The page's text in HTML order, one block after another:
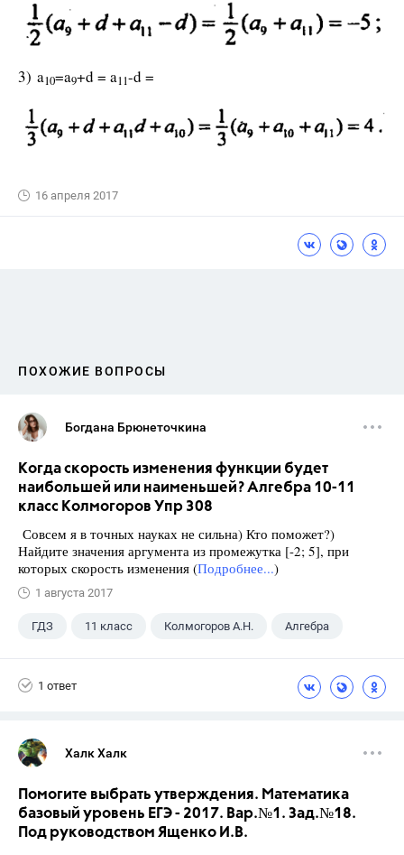
3) a10=a9+d = a11-d =
16 апреля 2017
ПОХОЖИЕ ВОПРОСЫ
Богдана Брюнеточкина
Когда скорость изменения функции будет
наибольшей или наименьшей? Алгебра 10-11
класс Колмогоров Упр 308
Совсем я в точных науках не сильна) Кто поможет?)
Найдите значения аргумента из промежутка [-2; 5], при
которых скорость изменения (Подробнее...)
1 августа 2017
ГДЗ 11 класс Колмогоров А.Н. Алгебра
1 ответ
Халк Халк
Помогите выбрать утверждения. Математика
базовый уровень ЕГЭ - 2017. Вар.№1. Зад.№18.
Под руководством Ященко И.В.